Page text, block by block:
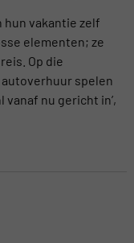
hun vakantie zelf
elementen; ze
Op die
spelen
nu gericht in’,